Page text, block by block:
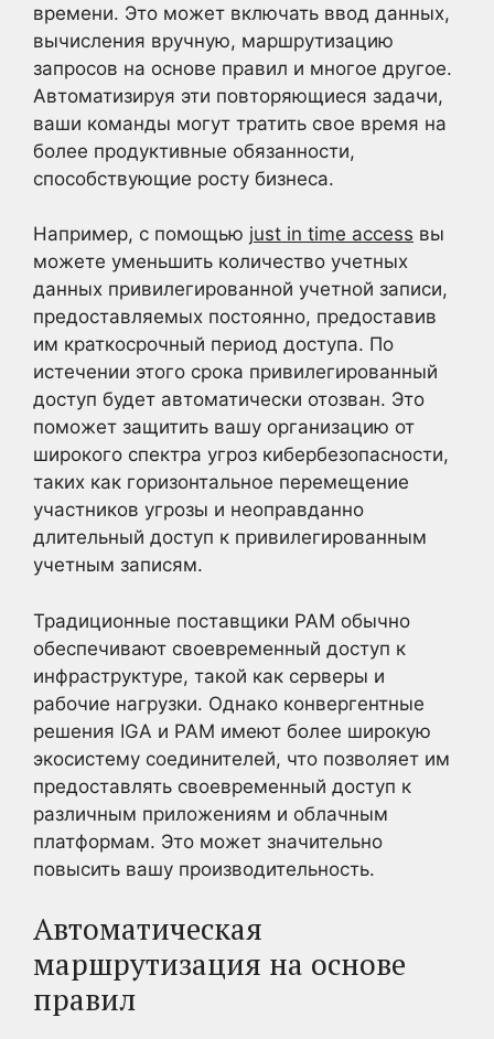
времени. Это может включать ввод данных,
вычисления вручную, маршрутизацию
запросов на основе правил и многое другое.
Автоматизируя эти повторяющиеся задачи,
ваши команды могут тратить свое время на
более продуктивные обязанности,
способствующие росту бизнеса.
Например, с помощью just in time access вы
можете уменьшить количество учетных
данных привилегированной учетной записи,
предоставляемых постоянно, предоставив
им краткосрочный период доступа. По
истечении этого срока привилегированный
доступ будет автоматически отозван. Это
поможет защитить вашу организацию от
широкого спектра угроз кибербезопасности,
таких как горизонтальное перемещение
участников угрозы и неоправданно
длительный доступ к привилегированным
учетным записям.
Традиционные поставщики PAM обычно
обеспечивают своевременный доступ к
инфраструктуре, такой как серверы и
рабочие нагрузки. Однако конвергентные
решения IGA и PAM имеют более широкую
экосистему соединителей, что позволяет им
предоставлять своевременный доступ к
различным приложениям и облачным
платформам. Это может значительно
повысить вашу производительность.
Автоматическая
маршрутизация на основе
правил